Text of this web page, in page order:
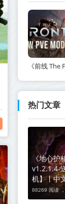
热门文章
《地心
v1.2.1.4-
机】丨中
88269 阅读 ，